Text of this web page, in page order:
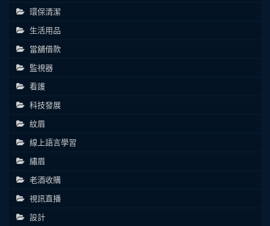
環保清潔
生活用品
當舖借款
監視器
看護
科技發展
紋眉
線上語言學習
繡眉
老酒收購
視訊直播
設計